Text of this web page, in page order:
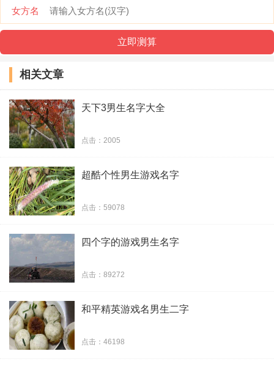
孤独似我
硝烟
落寞的衍生
浅怀感伤
故事只剩听说
迷失未来
女方名
相关文章
天下3男生名字大全
点击：2005
超酷个性男生游戏名字
点击：59078
四个字的游戏男生名字
点击：89272
和平精英游戏名男生二字
点击：46198